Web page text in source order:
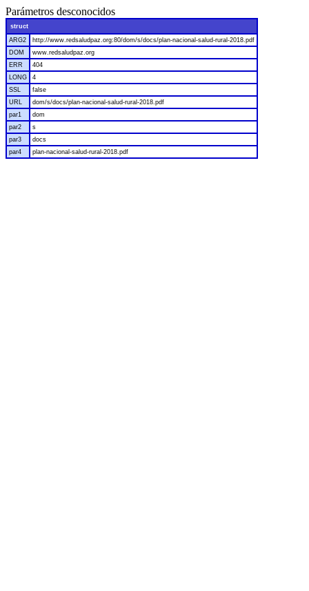
Parámetros desconocidos
struct
ARG2
http://www.redsaludpaz.org:80/dom/s/docs/plan-nacional-salud-rural-2018.pdf
DOM
www.redsaludpaz.org
ERR
404
LONG
4
SSL
false
URL
dom/s/docs/plan-nacional-salud-rural-2018.pdf
par1
dom
par2
s
par3
docs
par4
plan-nacional-salud-rural-2018.pdf